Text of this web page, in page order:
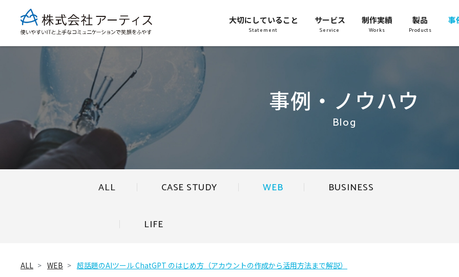
大切にしていること
Statement
サービス
Service
制作実績
Works
製品
Products
事
事例・ノウハウ
Blog
ALL CASE STUDY WEB BUSINESS
LIFE
ALL WEB 超話題のAIツール ChatGPT のはじめ方（アカウントの作成から活用方法まで解説）